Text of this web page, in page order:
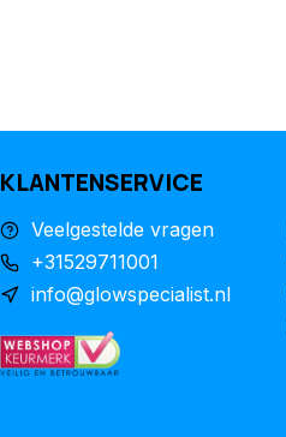
KLANTENSERVICE
Veelgestelde vragen
+31529711001
info@glowspecialist.nl